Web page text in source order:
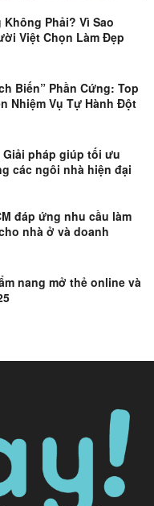
Phải? Vì Sao
Việt Chọn Làm Đẹp
Biến” Phần Cứng: Top
Nhiệm Vụ Tự Hành Đột
Giải pháp giúp tối ưu
các ngôi nhà hiện đại
đáp ứng nhu cầu làm
nhà ở và doanh
nang mở thẻ online và